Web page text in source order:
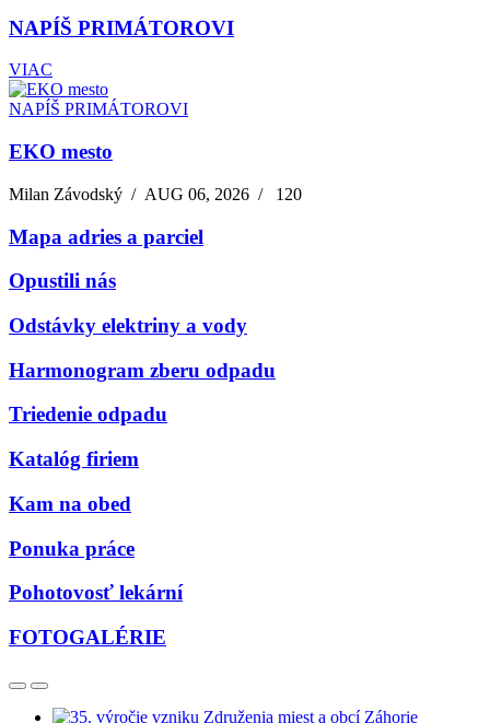
NAPÍŠ PRIMÁTOROVI
VIAC
NAPÍŠ PRIMÁTOROVI
EKO mesto
Milan Závodský /AUG 06, 2026 / 120
Mapa adries a parciel
Opustili nás
Odstávky elektriny a vody
Harmonogram zberu odpadu
Triedenie odpadu
Katalóg firiem
Kam na obed
Ponuka práce
Pohotovosť lekární
FOTOGALÉRIE